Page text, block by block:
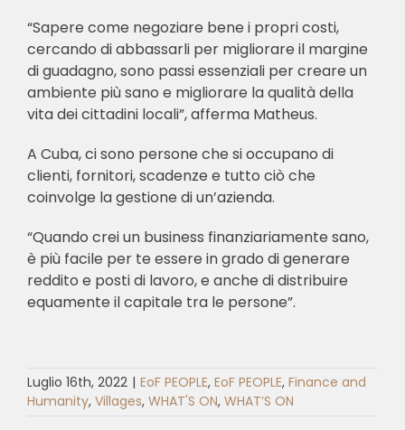
“Sapere come negoziare bene i propri costi,
cercando di abbassarli per migliorare il margine
di guadagno, sono passi essenziali per creare un
ambiente più sano e migliorare la qualità della
vita dei cittadini locali”, afferma Matheus.
A Cuba, ci sono persone che si occupano di
clienti, fornitori, scadenze e tutto ciò che
coinvolge la gestione di un’azienda.
“Quando crei un business finanziariamente sano,
è più facile per te essere in grado di generare
reddito e posti di lavoro, e anche di distribuire
equamente il capitale tra le persone”.
Luglio 16th, 2022 | EoF PEOPLE, EoF PEOPLE, Finance and
Humanity, Villages, WHAT'S ON, WHAT’S ON